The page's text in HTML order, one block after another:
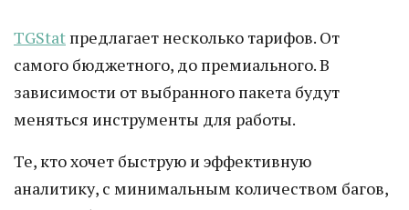
TGStat предлагает несколько тарифов. От
самого бюджетного, до премиального. В
зависимости от выбранного пакета будут
меняться инструменты для работы.
Те, кто хочет быструю и эффективную
аналитику, с минимальным количеством багов,